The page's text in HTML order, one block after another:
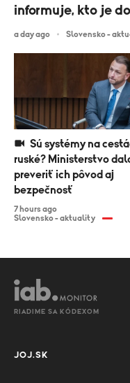
ruské? Ministerstvo
preveriť ich pôvod aj
bezpečnosť
7 hours ago
Slovensko - aktuality
informuje, kto je
a day ago Slovensko -
RIADIME SA KÓDEXOM
JOJ.SK